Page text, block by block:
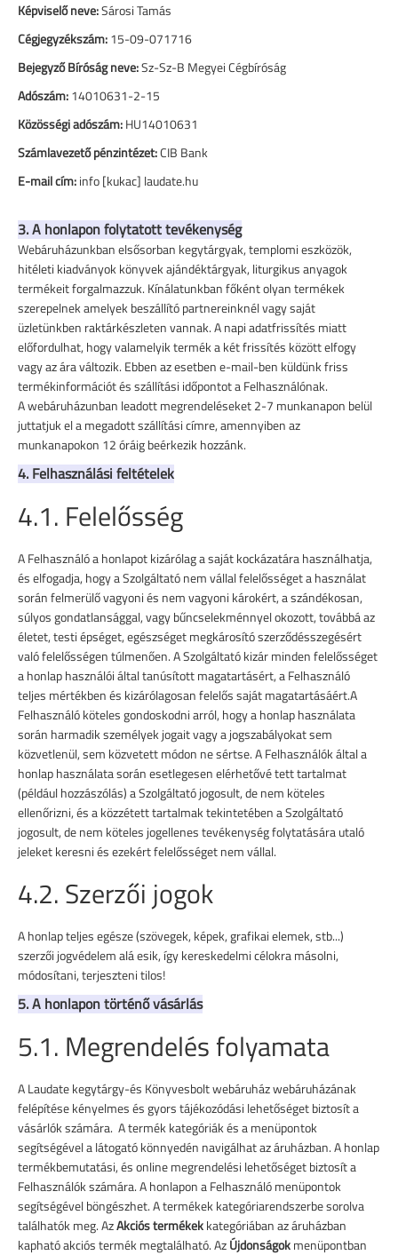
Képviselő neve:Sárosi Tamás
Cégjegyzékszám:15-09-071716
Bejegyző Bíróság neve:Sz-Sz-B Megyei Cégbíróság
Adószám:14010631-2-15
Közösségi adószám:HU14010631
Számlavezető pénzintézet:CIB Bank
E-mail cím:info [kukac] laudate.hu
3. A honlapon folytatott tevékenység
Webáruházunkban elsősorban kegytárgyak, templomi eszközök,
hitéleti kiadványok könyvek ajándéktárgyak, liturgikus anyagok
termékeit forgalmazzuk. Kínálatunkban főként olyan termékek
szerepelnek amelyek beszállító partnereinknél vagy saját
üzletünkben raktárkészleten vannak. A napi adatfrissítés miatt
előfordulhat, hogy valamelyik termék a két frissítés között elfogy
vagy az ára változik. Ebben az esetben e-mail-ben küldünk friss
termékinformációt és szállítási időpontot a Felhasználónak.
A webáruházunban leadott megrendeléseket 2-7 munkanapon belül
juttatjuk el a megadott szállítási címre, amennyiben az
munkanapokon 12 óráig beérkezik hozzánk.
4. Felhasználási feltételek
4.1. Felelősség
A Felhasználó a honlapot kizárólag a saját kockázatára használhatja,
és elfogadja, hogy a Szolgáltató nem vállal felelősséget a használat
során felmerülő vagyoni és nem vagyoni károkért, a szándékosan,
súlyos gondatlansággal, vagy bűncselekménnyel okozott, továbbá az
életet, testi épséget, egészséget megkárosító szerződésszegésért
való felelősségen túlmenően. A Szolgáltató kizár minden felelősséget
a honlap használói által tanúsított magatartásért, a Felhasználó
teljes mértékben és kizárólagosan felelős saját magatartásáért.A
Felhasználó köteles gondoskodni arról, hogy a honlap használata
során harmadik személyek jogait vagy a jogszabályokat sem
közvetlenül, sem közvetett módon ne sértse. A Felhasználók által a
honlap használata során esetlegesen elérhetővé tett tartalmat
(például hozzászólás) a Szolgáltató jogosult, de nem köteles
ellenőrizni, és a közzétett tartalmak tekintetében a Szolgáltató
jogosult, de nem köteles jogellenes tevékenység folytatására utaló
jeleket keresni és ezekért felelősséget nem vállal.
4.2. Szerzői jogok
A honlap teljes egésze (szövegek, képek, grafikai elemek, stb...)
szerzői jogvédelem alá esik, így kereskedelmi célokra másolni,
módosítani, terjeszteni tilos!
5. A honlapon történő vásárlás
5.1. Megrendelés folyamata
ALaudate kegytárgy-és Könyvesbolt webáruházwebáruházának
felépítése kényelmes és gyors tájékozódási lehetőséget biztosít a
vásárlók számára. A termék kategóriák és a menüpontok
segítségével a látogató könnyedén navigálhat az áruházban. A honlap
termékbemutatási, és online megrendelési lehetőséget biztosít a
Felhasználók számára. A honlapon a Felhasználó menüpontok
segítségével böngészhet. A termékek kategóriarendszerbe sorolva
találhatók meg. AzAkciós termékekkategóriában az áruházban
kapható akciós termék megtalálható. AzÚjdonságokmenüpontban